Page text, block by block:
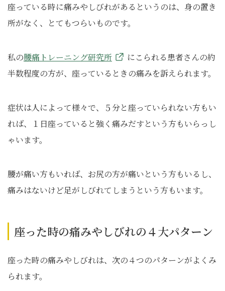
座っている時に痛みやしびれがあるというのは、身の置き
所がなく、とてもつらいものです。
私の腰痛トレーニング研究所
にこられる患者さんの約
半数程度の方が、座っているときの痛みを訴えられます。
症状は人によって様々で、５分と座っていられない方もい
れば、１日座っていると強く痛みだすという方もいらっし
ゃいます。
腰が痛い方もいれば、お尻の方が痛いという方もいるし、
痛みはないけど足がしびれてしまうという方もいます。
座った時の痛みやしびれの４大パターン
座った時の痛みやしびれは、次の４つのパターンがよくみ
られます。